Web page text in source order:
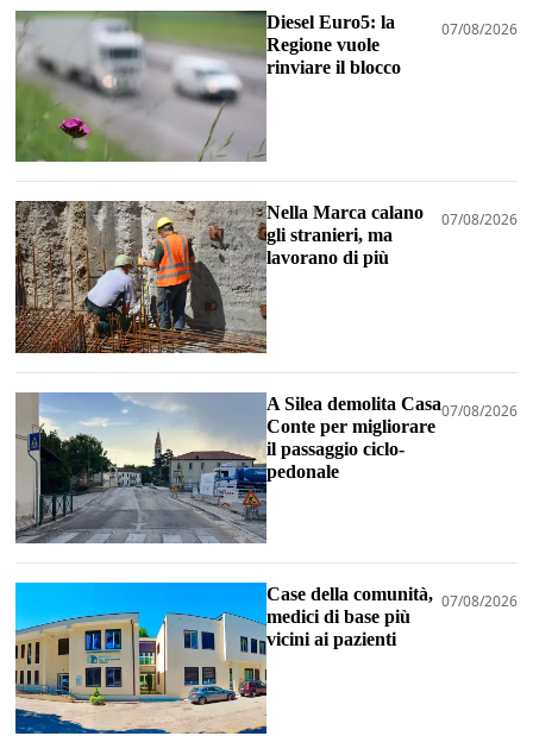
Diesel Euro5: la
Regione vuole
rinviare il blocco
07/08/2026
Nella Marca calano
gli stranieri, ma
lavorano di più
07/08/2026
A Silea demolita Casa
Conte per migliorare
il passaggio ciclo-
pedonale
07/08/2026
Case della comunità,
medici di base più
vicini ai pazienti
07/08/2026